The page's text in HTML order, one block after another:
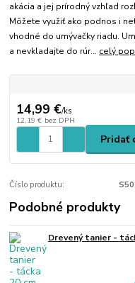
akácia a jej prírodný vzhľad
Môžete využiť ako podnos i
vhodné do umývačky riadu.
a nevkladajte do rúr... celý
14,99 €/ks
12,19 € bez DPH
Pridať
Číslo produktu:
Podobné produkty
Drevený tanier -